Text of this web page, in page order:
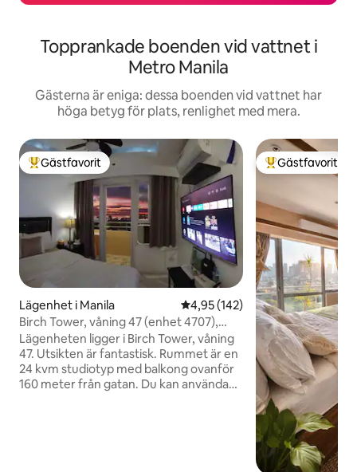
Topprankade boenden vid vattnet i
Metro Manila
Gästerna är eniga: dessa boenden vid vattnet har
höga betyg för plats, renlighet med mera.
Populär gästfavorit
Gästfavorit
Lägenhet i Manila 4,95 av 5 i genomsnittligt
4,95 (142)
Birch Tower, våning 47 (enhet 4707),
Manila
Lägenheten ligger i Birch Tower, våning
47. Utsikten är fantastisk. Rummet är en
24 kvm studiotyp med balkong ovanför
160 meter från gatan. Du kan använda
Populär
Gästfavorit